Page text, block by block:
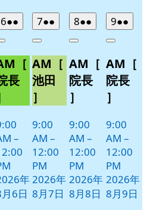
62026
年
月
6
日
●●
件
イ
ベ
ト)
Close
［
長
–
年
6日
72026
年
月
7
日
●●
件
イ
ベ
ト)
Close
AM［
池田
］
9:00
AM –
12:00
PM
2026年
8月7日
82026
年
月
8
日
●●
件
イ
ベ
Close
AM［
院長
］
9:00
AM –
12:00
PM
2026年
8月8日
92026
年
月
9
日
●●
件
イ
ベ
Close
AM［
院長
］
9:00
AM –
12:00
PM
2026年
8月9日